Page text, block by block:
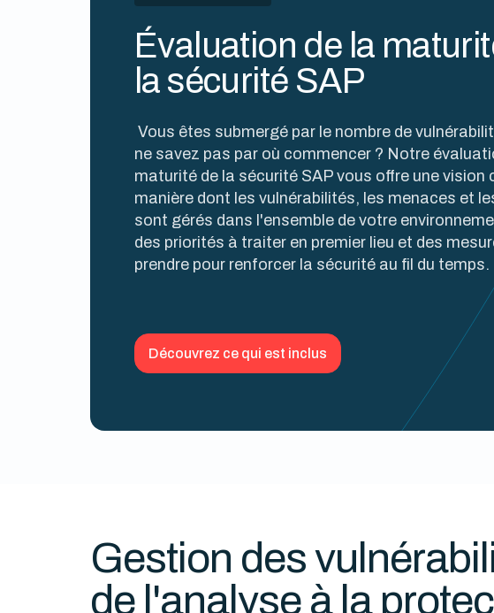
Évaluation de la
la sécurité SAP
Vous êtes submergé par le nombre de
ne savez pas par où commencer ? Notre
maturité de la sécurité SAP vous offre une vision
manière dont les vulnérabilités, les menaces et
sont gérés dans l'ensemble de votre
des priorités à traiter en premier lieu et des
prendre pour renforcer la sécurité au fil du temps.
Découvrez ce qui est inclus
Gestion des
de l'analyse à la